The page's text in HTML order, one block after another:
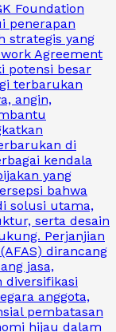
Foundation
penerapan
strategis yang
Agreement
potensi besar
terbarukan
angin,
di
kendala
yang
bahwa
solusi utama,
serta desain
Perjanjian
dirancang
jasa,
diversifikasi
anggota,
pembatasan
hijau dalam